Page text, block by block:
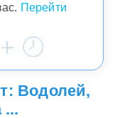
Перейти
Водолей,
...